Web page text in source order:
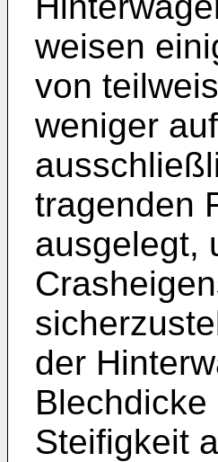
weisen
von
weniger
tragenden
ausgelegt,
der
Steifigkeit